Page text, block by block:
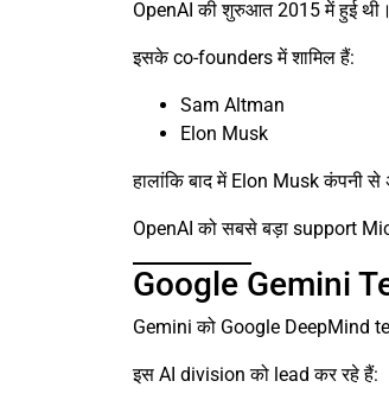
OpenAI की शुरुआत 2015 में हुई थी।
इसके co-founders में शामिल हैं:
Sam Altman
Elon Musk
हालांकि बाद में Elon Musk कंपनी से
OpenAI को सबसे बड़ा support
Google Gemini
Gemini को Google DeepMind
इस AI division को lead कर रहे हैं: